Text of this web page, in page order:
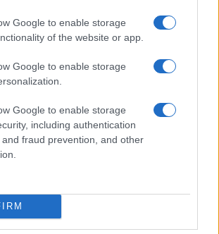
Google to enable storage
of the website or app.
Google to enable storage
Google to enable storage
including authentication
fraud prevention, and other
nacionales más bonitos de
atracciones turísticas de
Viajar365.com